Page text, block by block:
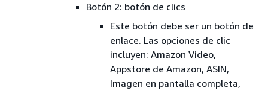
Botón 2: botón de clics
Este botón debe ser un botón de
enlace. Las opciones de clic
incluyen: Amazon Video,
Appstore de Amazon, ASIN,
Imagen en pantalla completa,